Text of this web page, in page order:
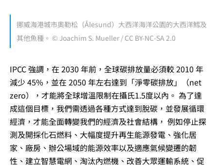
挪威海港城市奧勒松（Ålesund）大西洋海洋公園的大西洋鱈及
其他魚種。 © Joachim S. Mueller / CC BY-NC-SA 2.0
IPCC 強調，在 2030 年前，全球碳排放量必須較 2010 年
減少 45%，並在 2050 年左右達到「淨零碳排放」（net
zero），才能將全球增溫限制在攝氏1.5度以內。 為了達
成這個目標，我們需透過各種方式達到脫碳，並發展循環
經濟，才能全面轉變我們的經濟及社會結構， 例如停止探
測及開採化石燃料、大幅度提升再生能源發電、強化居
家、廠房、辦公場域的能源效率以及適應氣候變遷的韌
性、建立智慧電網、淘汰內燃機、改善大眾運輸系統、促